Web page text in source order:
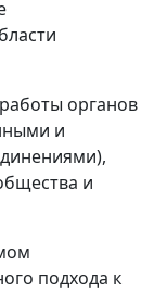
органов
и
и
подхода к